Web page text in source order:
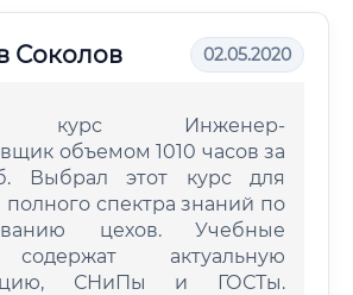
Соколов 02.05.2020
курс Инженер-
объемом 1010 часов за
Выбрал этот курс для
спектра знаний по
цехов. Учебные
актуальную
СНиПы и ГОСТы.